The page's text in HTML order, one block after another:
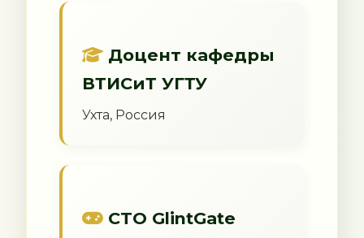
Доцент кафедры
ВТИСиТ УГТУ
Ухта, Россия
CTO GlintGate